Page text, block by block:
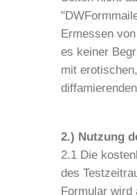
Ermessen
es keiner
mit
2.) Nutzung
2.1 Die
des
Formular wird